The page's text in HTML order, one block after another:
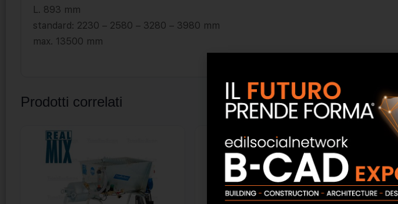
L. 893 mm
standard: 2230 – 2580 – 3280 – 3980 mm
max. 13500 mm
Prodotti correlati